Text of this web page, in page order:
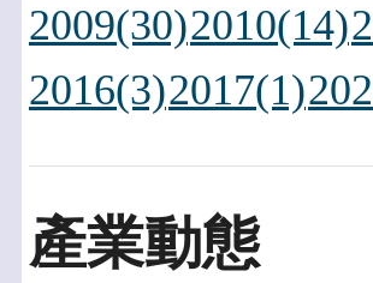
2009(30)2010(14)
2016(3)2017(1)
產業動態